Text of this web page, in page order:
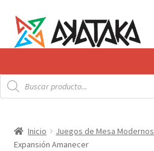
la
navegación
contenido
Productos
Búsqueda
de
productos
Inicio Juegos de Mesa Modernos
Expansión Amanecer